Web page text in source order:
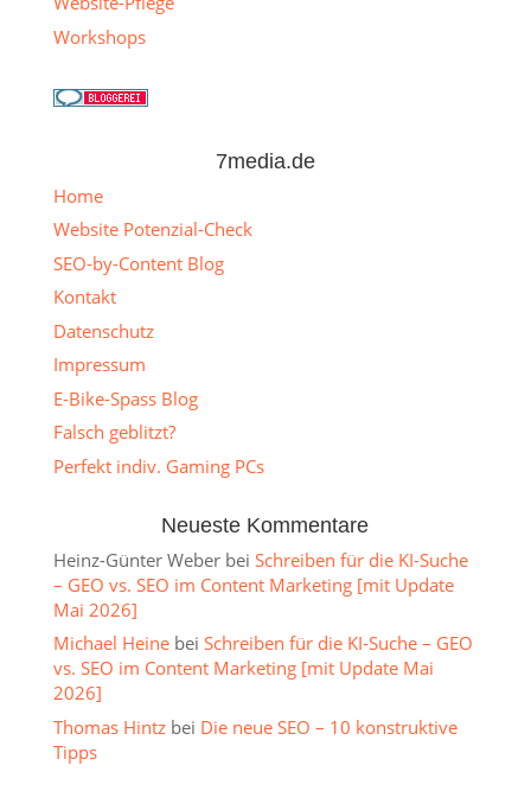
Workshops
7media.de
Home
Website Potenzial-Check
SEO-by-Content Blog
Kontakt
Datenschutz
Impressum
E-Bike-Spass Blog
Falsch geblitzt?
Perfekt indiv. Gaming PCs
Neueste Kommentare
Heinz-Günter Weberbei Schreiben für die KI-Suche
– GEO vs. SEO im Content Marketing [mit Update
Mai 2026]
Michael Heinebei Schreiben für die KI-Suche – GEO
vs. SEO im Content Marketing [mit Update Mai
2026]
Thomas Hintzbei Die neue SEO – 10 konstruktive
Tipps